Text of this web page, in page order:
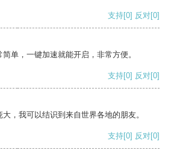
支持[0] 反对[0]
单，一键加速就能开启，非常方便。
支持[0] 反对[0]
，我可以结识到来自世界各地的朋友。
支持[0] 反对[0]